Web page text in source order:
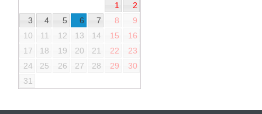
1
2
3
4 5 6 7 8
9
10
11 12 13 14 15
16
17
18 19 20 21 22
23
24
25 26 27 28 29
30
31